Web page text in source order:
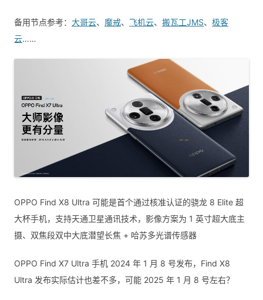
备用节点参考： 大哥云、 魔戒、 飞机云、 搬瓦工JMS、 极客
云……
OPPO Find X8 Ultra 可能是首个通过核准认证的骁龙 8 Elite 超
大杯手机，支持天通卫星通讯技术，影像方案为 1 英寸超大底主
摄、双焦段双中大底潜望长焦 + 哈苏多光谱传感器
OPPO Find X7 Ultra 手机 2024 年 1 月 8 号发布，Find X8
Ultra 发布实际估计也差不多，可能 2025 年 1 月 8 号左右？